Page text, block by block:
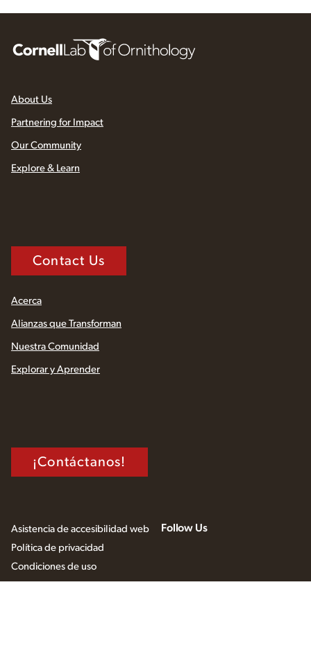
About Us
Partnering for Impact
Our Community
Explore & Learn
Contact Us
Acerca
Alianzas que Transforman
Nuestra Comunidad
Explorar y Aprender
¡Contáctanos!
Asistencia de accesibilidad web
Política de privacidad
Condiciones de uso
Follow Us